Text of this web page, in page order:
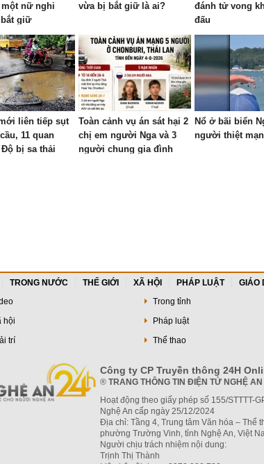
một nữ nghi
giữ
vừa bị bắt giữ là ai?
đánh tử vong
đấu
liên tiếp sụt
11 quan
bị sa thải
Toàn cảnh vụ án sát hại 2
chị em người Nga và 3
người chung gia đình
Nổ ở bãi biển
người thiệt
TRONG NƯỚC THẾ GIỚI XÃ HỘI PHÁP LUẬT GIÁO
Trong tỉnh
hội
Pháp luật
trí
Thể thao
Công ty CP Truyền thông 24H
® TRANG THÔNG TIN ĐIỆN TỬ NGHỆ AN
Hoạt động theo giấy phép số 155/STTTT-
Nghệ An cấp ngày 25/12/2024
Địa chỉ: Tầng 4, Trung tâm Văn hóa – Thể
phường Trường Vinh, tỉnh Nghệ An, Việt
Người chịu trách nhiệm nội dung:
Trịnh Thị Thành